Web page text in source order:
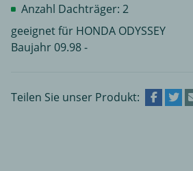
Anzahl Dachträger: 2
geeignet für HONDA ODYSSEY
Baujahr 09.98 -
Teilen Sie unser Produkt: